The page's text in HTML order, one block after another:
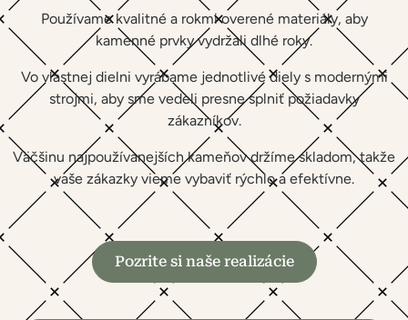
Používame kvalitné a rokmi overené materiály, aby
kamenné prvky vydržali dlhé roky.
Vo vlastnej dielni vyrábame jednotlivé diely s modernými
strojmi, aby sme vedeli presne splniť požiadavky
zákazníkov.
Väčšinu najpoužívanejších kameňov držíme skladom, takže
vaše zákazky vieme vybaviť rýchlo a efektívne.
Pozrite si naše realizácie